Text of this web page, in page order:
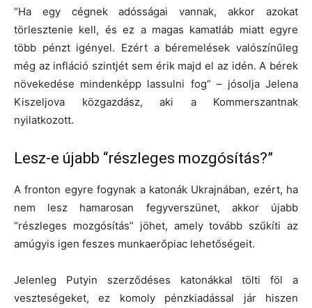
“Ha egy cégnek adósságai vannak, akkor azokat
törlesztenie kell, és ez a magas kamatláb miatt egyre
több pénzt igényel. Ezért a béremelések valószínűleg
még az infláció szintjét sem érik majd el az idén. A bérek
növekedése mindenképp lassulni fog“ – jósolja Jelena
Kiszeljova közgazdász, aki a Kommerszantnak
nyilatkozott.
Lesz-e újabb “részleges mozgósítás?”
A fronton egyre fogynak a katonák Ukrajnában, ezért, ha
nem lesz hamarosan fegyverszünet, akkor újabb
“részleges mozgósítás” jöhet, amely tovább szűkíti az
amúgyis igen feszes munkaerőpiac lehetőségeit.
Jelenleg Putyin szerződéses katonákkal tölti föl a
veszteségeket, ez komoly pénzkiadással jár hiszen